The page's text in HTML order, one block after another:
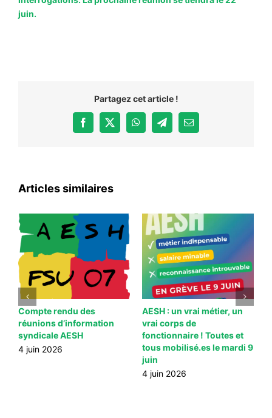
juin.
Partagez cet article !
Facebook
X WhatsAppTelegramEmail
Articles similaires
Compte rendu des
réunions d’information
syndicale AESH
4 juin 2026
AESH : un vrai métier, un
vrai corps de
fonctionnaire ! Toutes et
tous mobilisé.es le mardi 9
juin
4 juin 2026